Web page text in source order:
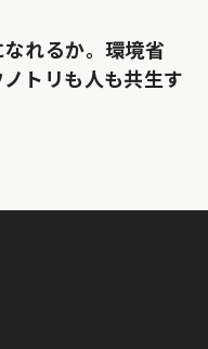
れるか。環境省
トリも人も共生す